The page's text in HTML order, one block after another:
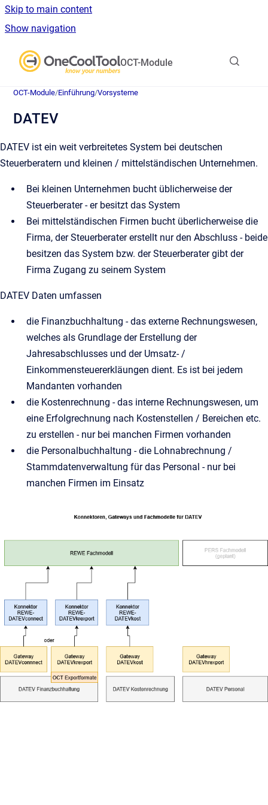
Skip to main content
Show navigation
OCT-Module
OCT-Module/Einführung/Vorsysteme
DATEV
DATEV ist ein weit verbreitetes System bei deutschen
Steuerberatern und kleinen / mittelständischen Unternehmen.
Bei kleinen Unternehmen bucht üblicherweise der
Steuerberater - er besitzt das System
Bei mittelständischen Firmen bucht überlicherweise die
Firma, der Steuerberater erstellt nur den Abschluss - beide
besitzen das System bzw. der Steuerberater gibt der
Firma Zugang zu seinem System
DATEV Daten umfassen
die Finanzbuchhaltung - das externe Rechnungswesen,
welches als Grundlage der Erstellung der
Jahresabschlusses und der Umsatz- /
Einkommensteuererkläungen dient. Es ist bei jedem
Mandanten vorhanden
die Kostenrechnung - das interne Rechnungswesen, um
eine Erfolgrechnung nach Kostenstellen / Bereichen etc.
zu erstellen - nur bei manchen Firmen vorhanden
die Personalbuchhaltung - die Lohnabrechnung /
Stammdatenverwaltung für das Personal - nur bei
manchen Firmen im Einsatz